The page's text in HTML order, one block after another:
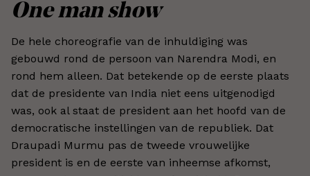
One man show
De hele choreografie van de inhuldiging was
gebouwd rond de persoon van Narendra Modi, en
rond hem alleen. Dat betekende op de eerste plaats
dat de presidente van India niet eens uitgenodigd
was, ook al staat de president aan het hoofd van de
democratische instellingen van de republiek. Dat
Draupadi Murmu pas de tweede vrouwelijke
president is en de eerste van inheemse afkomst,